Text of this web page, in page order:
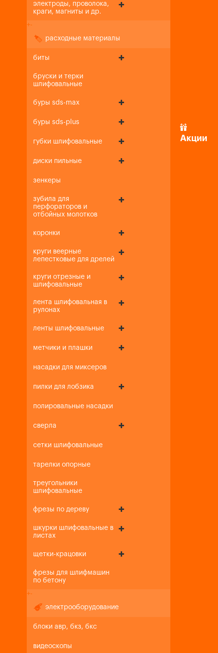
электроды, проволока,
краги, магниты и др.
+-
расходные материалы
биты
бруски и терки
шлифовальные
буры sds-max
буры sds-plus
губки шлифовальные
диски пильные
зенкеры
зубила для
перфораторов и
отбойных молотков
коронки
круги веерные
лепестковые для дрелей
круги отрезные и
шлифовальные
лента шлифовальная в
рулонах
ленты шлифовальные
метчики и плашки
насадки для миксеров
пилки для лобзика
полировальные насадки
сверла
сетки шлифовальные
тарелки опорные
треугольники
шлифовальные
фрезы по дереву
шкурки шлифовальные в
листах
щетки-крацовки
фрезы для шлифмашин
по бетону
+-
электрооборудование
блоки авр, бкз, бкс
видеоскопы
Акции